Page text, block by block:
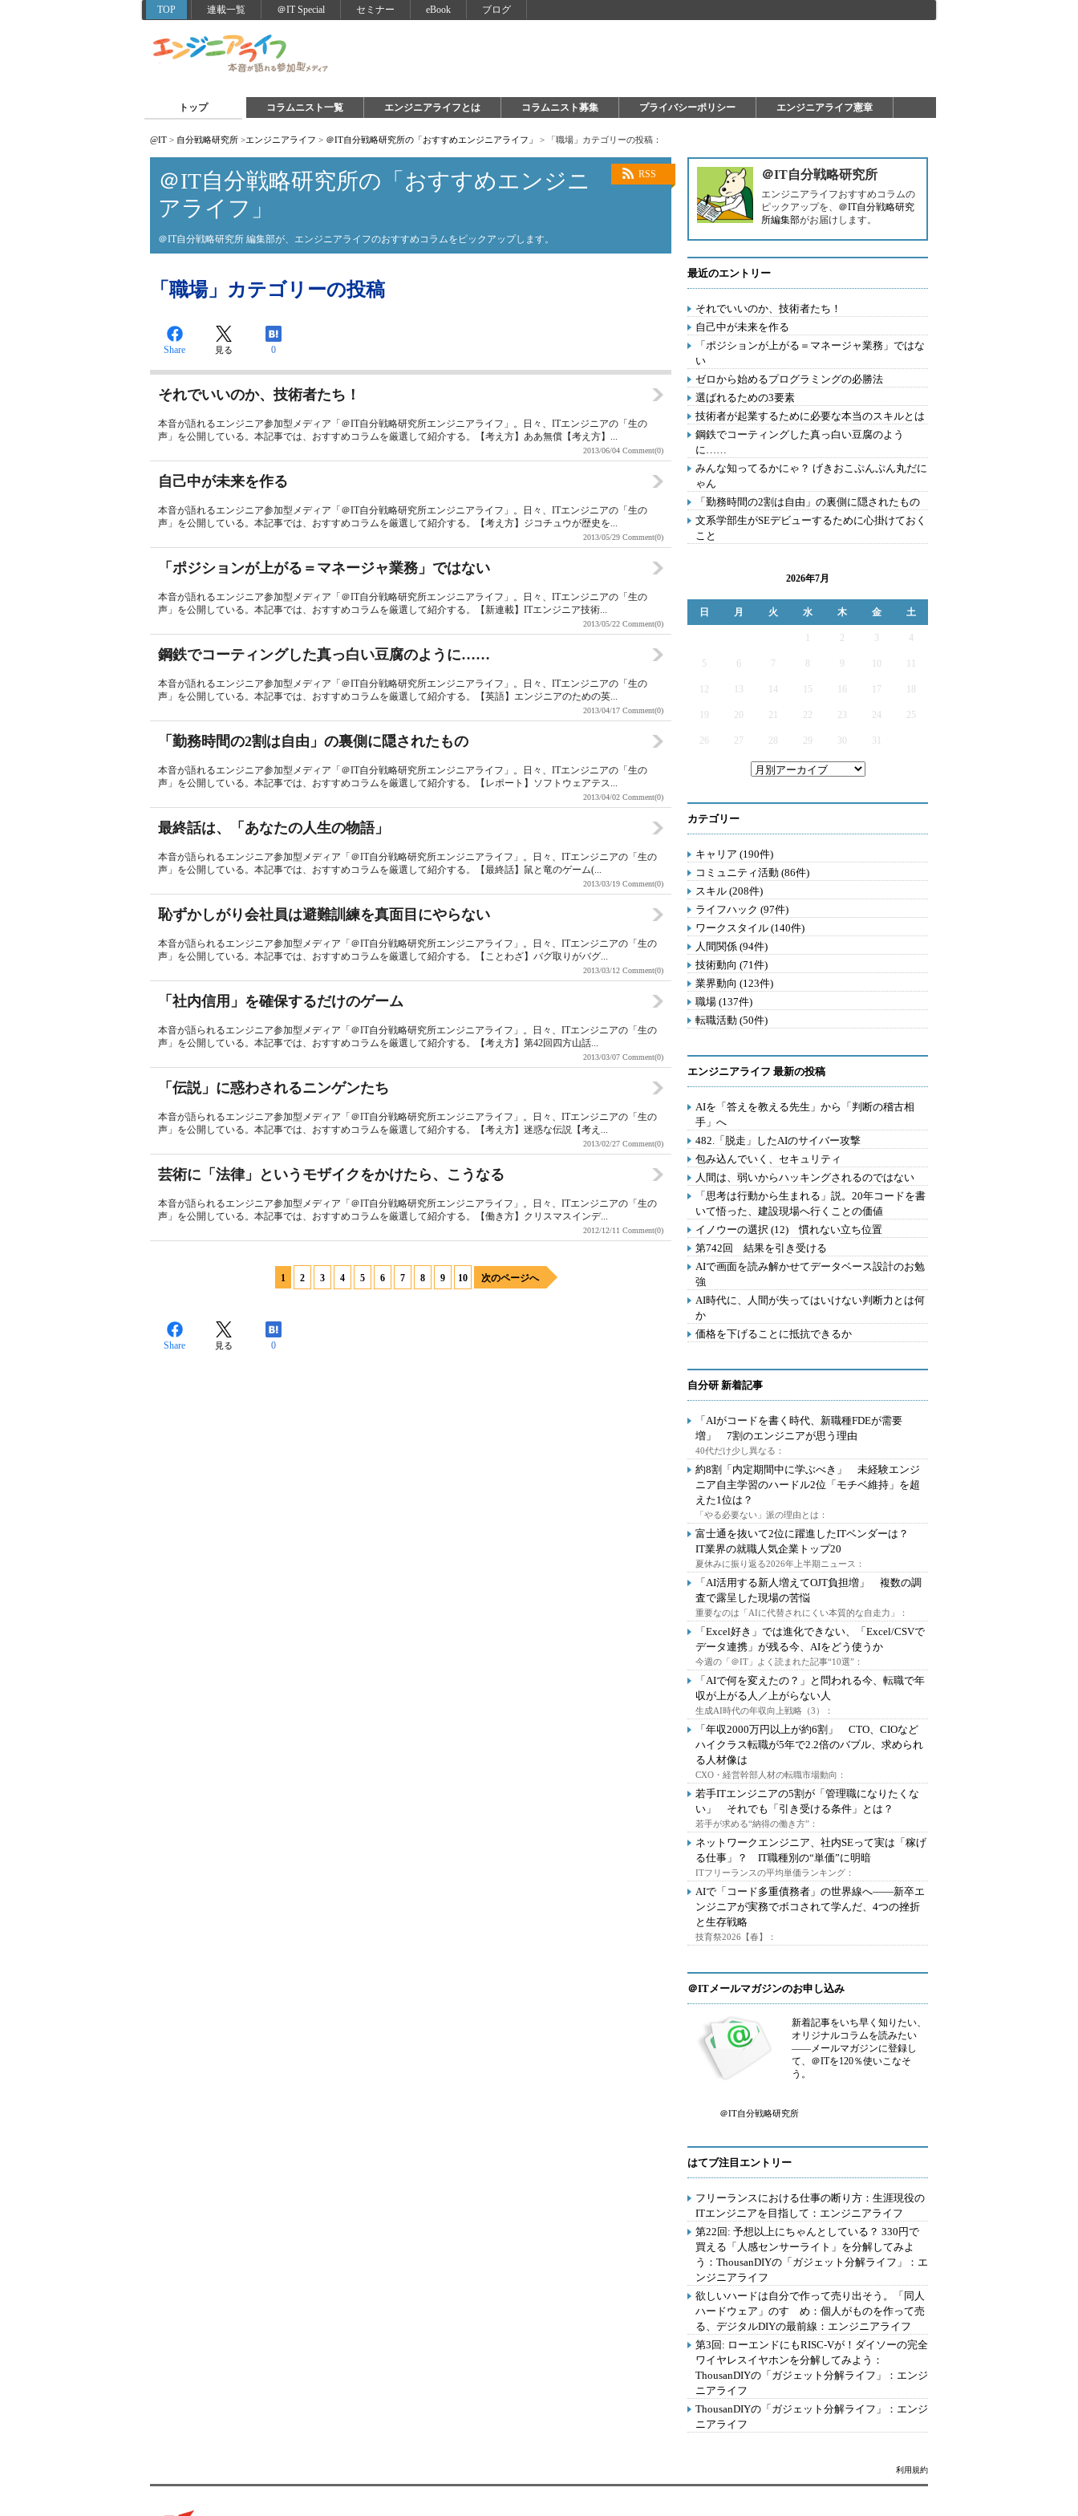
TOP 連載一覧 ＠IT Special セミナー eBook ブログ
トップ コラムニスト一覧 エンジニアライフとは コラムニスト募集 プライバシーポリシー エンジニアライフ憲章
@IT > 自分戦略研究所 >エンジニアライフ > ＠IT自分戦略研究所の「おすすめエンジニアライフ」 > 「職場」カテゴリーの投稿：
RSS
＠IT自分戦略研究所の「おすすめエンジニ
アライフ」
＠IT自分戦略研究所 編集部が、エンジニアライフのおすすめコラムをピックアップします。
「職場」カテゴリーの投稿
Share 見る 0
それでいいのか、技術者たち！
本音が語れるエンジニア参加型メディア「＠IT自分戦略研究所エンジニアライフ」。日々、ITエンジニアの「生の
声」を公開している。本記事では、おすすめコラムを厳選して紹介する。【考え方】ああ無償【考え方】...
2013/06/04 Comment(0)
自己中が未来を作る
本音が語れるエンジニア参加型メディア「＠IT自分戦略研究所エンジニアライフ」。日々、ITエンジニアの「生の
声」を公開している。本記事では、おすすめコラムを厳選して紹介する。【考え方】ジコチュウが歴史を...
2013/05/29 Comment(0)
「ポジションが上がる＝マネージャ業務」ではない
本音が語れるエンジニア参加型メディア「＠IT自分戦略研究所エンジニアライフ」。日々、ITエンジニアの「生の
声」を公開している。本記事では、おすすめコラムを厳選して紹介する。【新連載】ITエンジニア技術...
2013/05/22 Comment(0)
鋼鉄でコーティングした真っ白い豆腐のように……
本音が語れるエンジニア参加型メディア「＠IT自分戦略研究所エンジニアライフ」。日々、ITエンジニアの「生の
声」を公開している。本記事では、おすすめコラムを厳選して紹介する。【英語】エンジニアのための英...
2013/04/17 Comment(0)
「勤務時間の2割は自由」の裏側に隠されたもの
本音が語れるエンジニア参加型メディア「＠IT自分戦略研究所エンジニアライフ」。日々、ITエンジニアの「生の
声」を公開している。本記事では、おすすめコラムを厳選して紹介する。【レポート】ソフトウェアテス...
2013/04/02 Comment(0)
最終話は、「あなたの人生の物語」
本音が語られるエンジニア参加型メディア「＠IT自分戦略研究所エンジニアライフ」。日々、ITエンジニアの「生の
声」を公開している。本記事では、おすすめコラムを厳選して紹介する。【最終話】鼠と竜のゲーム(...
2013/03/19 Comment(0)
恥ずかしがり会社員は避難訓練を真面目にやらない
本音が語られるエンジニア参加型メディア「＠IT自分戦略研究所エンジニアライフ」。日々、ITエンジニアの「生の
声」を公開している。本記事では、おすすめコラムを厳選して紹介する。【ことわざ】バグ取りがバグ...
2013/03/12 Comment(0)
「社内信用」を確保するだけのゲーム
本音が語られるエンジニア参加型メディア「＠IT自分戦略研究所エンジニアライフ」。日々、ITエンジニアの「生の
声」を公開している。本記事では、おすすめコラムを厳選して紹介する。【考え方】第42回四方山話...
2013/03/07 Comment(0)
「伝説」に惑わされるニンゲンたち
本音が語られるエンジニア参加型メディア「＠IT自分戦略研究所エンジニアライフ」。日々、ITエンジニアの「生の
声」を公開している。本記事では、おすすめコラムを厳選して紹介する。【考え方】迷惑な伝説【考え...
2013/02/27 Comment(0)
芸術に「法律」というモザイクをかけたら、こうなる
本音が語られるエンジニア参加型メディア「＠IT自分戦略研究所エンジニアライフ」。日々、ITエンジニアの「生の
声」を公開している。本記事では、おすすめコラムを厳選して紹介する。【働き方】クリスマスインデ...
2012/12/11 Comment(0)
1 2 3 4 5 6 7 8 9 10 次のページへ
Share 見る 0
＠IT自分戦略研究所
エンジニアライフおすすめコラムの
ピックアップを、 ＠IT自分戦略研究
所編集部がお届けします。
最近のエントリー
それでいいのか、技術者たち！
自己中が未来を作る
「ポジションが上がる＝マネージャ業務」ではな
い
ゼロから始めるプログラミングの必勝法
選ばれるための3要素
技術者が起業するために必要な本当のスキルとは
鋼鉄でコーティングした真っ白い豆腐のよう
に……
みんな知ってるかにゃ？ げきおこぷんぷん丸だに
ゃん
「勤務時間の2割は自由」の裏側に隠されたもの
文系学部生がSEデビューするために心掛けておく
こと
2026年7月
日 月 火 水 木 金 土
2 3 4
5 6 7 9
12 13 14 15 16 17
19 20 21 22 23 24 25
26 27 28 29 30 31
カテゴリー
キャリア (190件)
コミュニティ活動 (86件)
スキル (208件)
ライフハック (97件)
ワークスタイル (140件)
人間関係 (94件)
技術動向 (71件)
業界動向 (123件)
職場 (137件)
転職活動 (50件)
エンジニアライフ 最新の投稿
AIを「答えを教える先生」から「判断の稽古相
手」へ
482.「脱走」したAIのサイバー攻撃
包み込んでいく、セキュリティ
人間は、弱いからハッキングされるのではない
「思考は行動から生まれる」説。20年コードを書
いて悟った、建設現場へ行くことの価値
イノウーの選択 (12) 慣れない立ち位置
第742回 結果を引き受ける
AIで画面を読み解かせてデータベース設計のお勉
強
AI時代に、人間が失ってはいけない判断力とは何
か
価格を下げることに抵抗できるか
自分研 新着記事
「AIがコードを書く時代、新職種FDEが需要
増」 7割のエンジニアが思う理由
40代だけ少し異なる：
約8割「内定期間中に学ぶべき」 未経験エンジ
ニア自主学習のハードル2位「モチベ維持」を超
えた1位は？
「やる必要ない」派の理由とは：
富士通を抜いて2位に躍進したITベンダーは？
IT業界の就職人気企業トップ20
夏休みに振り返る2026年上半期ニュース：
「AI活用する新人増えてOJT負担増」 複数の調
査で露呈した現場の苦悩
重要なのは「AIに代替されにくい本質的な自走力」：
「Excel好き」では進化できない、「Excel/CSVで
データ連携」が残る今、AIをどう使うか
今週の「＠IT」よく読まれた記事“10選”：
「AIで何を変えたの？」と問われる今、転職で年
収が上がる人／上がらない人
生成AI時代の年収向上戦略（3）：
「年収2000万円以上が約6割」 CTO、CIOなど
ハイクラス転職が5年で2.2倍のバブル、求められ
る人材像は
CXO・経営幹部人材の転職市場動向：
若手ITエンジニアの5割が「管理職になりたくな
い」 それでも「引き受ける条件」とは？
若手が求める“納得の働き方”：
ネットワークエンジニア、社内SEって実は「稼げ
る仕事」？ IT職種別の“単価”に明暗
ITフリーランスの平均単価ランキング：
AIで「コード多重債務者」の世界線へ――新卒エ
ンジニアが実務でボコされて学んだ、4つの挫折
と生存戦略
技育祭2026【春】：
＠ITメールマガジンのお申し込み
新着記事をいち早く知りたい、
オリジナルコラムを読みたい
――メールマガジンに登録し
て、＠ITを120％使いこなそ
う。
＠IT自分戦略研究所
はてブ注目エントリー
フリーランスにおける仕事の断り方：生涯現役の
ITエンジニアを目指して：エンジニアライフ
第22回: 予想以上にちゃんとしている？ 330円で
買える「人感センサーライト」を分解してみよ
う：ThousanDIYの「ガジェット分解ライフ」：エ
ンジニアライフ
欲しいハードは自分で作って売り出そう。「同人
ハードウェア」のすゝめ：個人がものを作って売
る、デジタルDIYの最前線：エンジニアライフ
第3回: ローエンドにもRISC-Vが！ダイソーの完全
ワイヤレスイヤホンを分解してみよう：
ThousanDIYの「ガジェット分解ライフ」：エンジ
ニアライフ
ThousanDIYの「ガジェット分解ライフ」：エンジ
ニアライフ
利用規約